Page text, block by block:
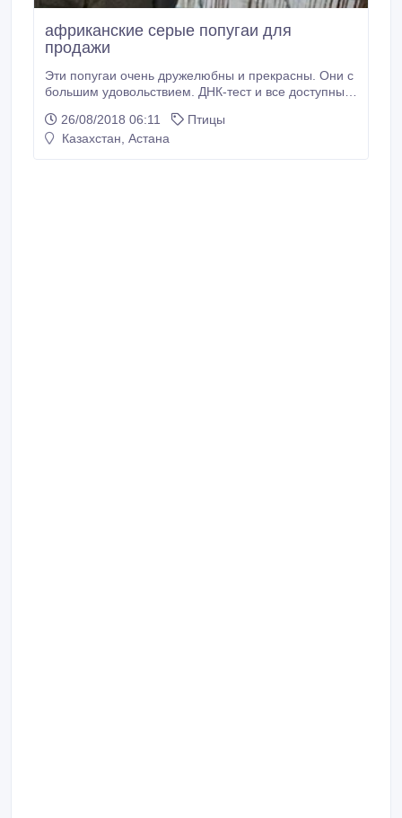
африканские серые попугаи для
продажи
Эти попугаи очень дружелюбны и прекрасны. Они с
большим удовольствием. ДНК-тест и все доступные
стесняйтесь связаться со мной..
26/08/2018 06:11
Птицы
Казахстан, Астана